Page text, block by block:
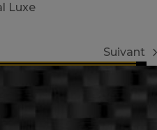
Luxe
next
Suivant